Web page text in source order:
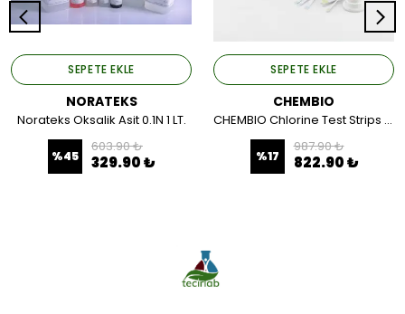
SEPETE EKLE
NORATEKS
Norateks Oksalik Asit 0.1N 1 LT.
%45
603.90 ₺
329.90 ₺
SEPETE EKLE
CHEMBIO
CHEMBIO Chlorine Test Strips (0 - 300 ppm)
%17
987.90 ₺
822.90 ₺